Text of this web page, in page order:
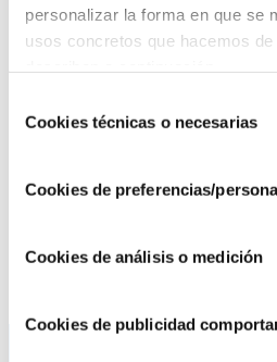
personalizar la forma en que se
usos concretos que hacemos
deCookies técnicas o necesarias
Cookies de preferencias/
Cookies de análisis o medición
Cookies de publicidad
Miércoles 26 de marzo |
Explora cómo la IA potencia la
MIOTI Data & AI Services.
No te pierdas estas